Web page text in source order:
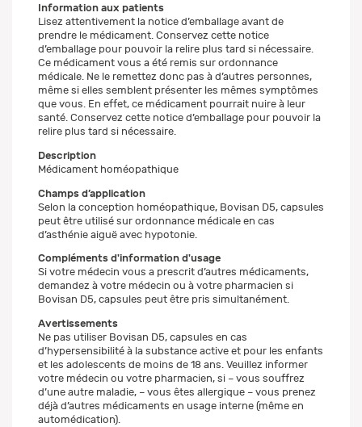
Information aux patients
Lisez attentivement la notice d’emballage avant de
prendre le médicament. Conservez cette notice
d’emballage pour pouvoir la relire plus tard si nécessaire.
Ce médicament vous a été remis sur ordonnance
médicale. Ne le remettez donc pas à d’autres personnes,
même si elles semblent présenter les mêmes symptômes
que vous. En effet, ce médicament pourrait nuire à leur
santé. Conservez cette notice d’emballage pour pouvoir la
relire plus tard si nécessaire.
Description
Médicament homéopathique
Champs d’application
Selon la conception homéopathique, Bovisan D5, capsules
peut être utilisé sur ordonnance médicale en cas
d’asthénie aiguë avec hypotonie.
Compléments d'information d'usage
Si votre médecin vous a prescrit d’autres médicaments,
demandez à votre médecin ou à votre pharmacien si
Bovisan D5, capsules peut être pris simultanément.
Avertissements
Ne pas utiliser Bovisan D5, capsules en cas
d’hypersensibilité à la substance active et pour les enfants
et les adolescents de moins de 18 ans. Veuillez informer
votre médecin ou votre pharmacien, si – vous souffrez
d’une autre maladie, – vous êtes allergique – vous prenez
déjà d’autres médicaments en usage interne (même en
automédication).